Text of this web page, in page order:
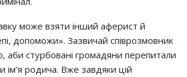
може взяти інший аферист й
допоможи». Зазвичай співрозмовник
аби стурбовані громадяни перепитали
ім’я родича. Вже завдяки цій